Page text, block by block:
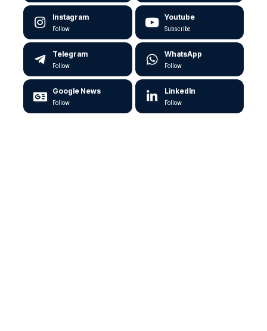
Instagram
Follow
Youtube
Subscribe
Telegram
Follow
WhatsApp
Follow
Google News
Follow
LinkedIn
Follow